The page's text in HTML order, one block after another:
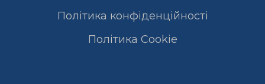
Політика конфіденційності
Полiтика Cookie